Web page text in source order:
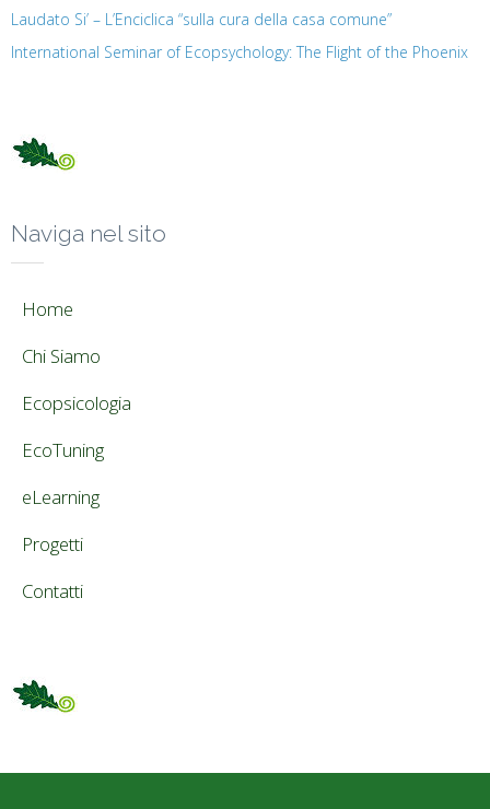
Laudato Si’ – L’Enciclica “sulla cura della casa comune”
International Seminar of Ecopsychology: The Flight of the Phoenix
Naviga nel sito
Home
Chi Siamo
Ecopsicologia
EcoTuning
eLearning
Progetti
Contatti